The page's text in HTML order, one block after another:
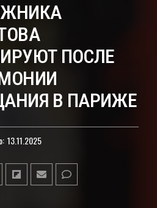
ПОСЛЕ
В ПАРИЖЕ
13.11.2025